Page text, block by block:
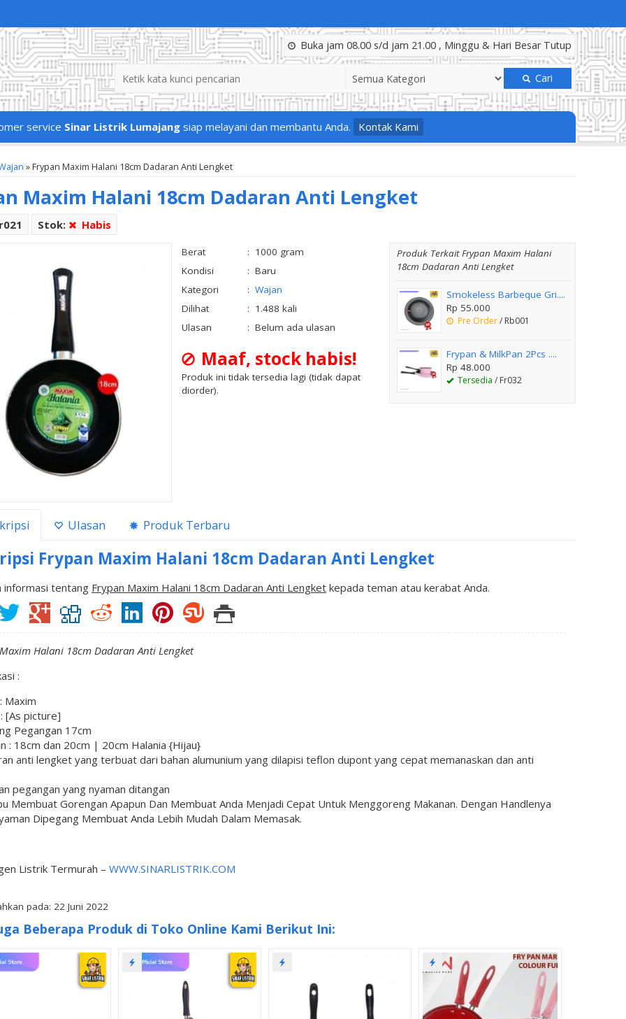
Buka jam 08.00 s/d jam 21.00 , Minggu & Hari Besar Tutup
Cari
service Sinar Listrik Lumajang siap melayani dan membantu Anda. Kontak Kami
»Frypan Maxim Halani 18cm Dadaran Anti Lengket
Maxim Halani 18cm Dadaran Anti Lengket
Stok: Habis
Berat : 1000 gram
Kondisi
: Baru
Kategori
: Wajan
Dilihat
: 1.488 kali
Ulasan
: Belum ada ulasan
Maaf, stock habis!
Produk ini tidak tersedia lagi (tidak dapat
diorder).
Produk Terkait Frypan Maxim Halani
18cm Dadaran Anti Lengket
Smokeless Barbeque Gri....
Rp 55.000
Pre Order/ Rb001
Frypan & MilkPan 2Pcs ....
Rp 48.000
Tersedia / Fr032
Ulasan Produk Terbaru
Frypan Maxim Halani 18cm Dadaran Anti Lengket
informasi tentang Frypan Maxim Halani 18cm Dadaran Anti Lengket kepada teman atau kerabat Anda.
Halani 18cm Dadaran Anti Lengket
:
Maxim
[As picture]
Pegangan 17cm
: 18cm dan 20cm | 20cm Halania {Hijau}
anti lengket yang terbuat dari bahan alumunium yang dilapisi teflon dupont yang cepat memanaskan dan anti
pegangan yang nyaman ditangan
Membuat Gorengan Apapun Dan Membuat Anda Menjadi Cepat Untuk Menggoreng Makanan. Dengan Handlenya
Dipegang Membuat Anda Lebih Mudah Dalam Memasak.
Listrik Termurah – WWW.SINARLISTRIK.COM
pada: 22 Juni 2022
Beberapa Produk di Toko Online Kami Berikut Ini: